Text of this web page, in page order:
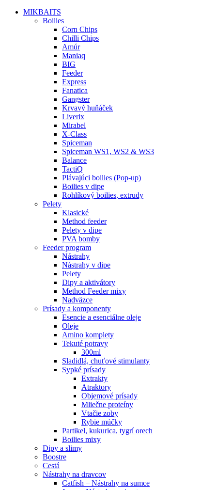
MIKBAITS
Boilies
Corn Chips
Chilli Chips
Amúr
Maniaq
BIG
Feeder
Express
Fanatica
Gangster
Krvavý huňáček
Liverix
Mirabel
X-Class
Spiceman
Spiceman WS1, WS2 & WS3
Balance
TactiQ
Plávajúci boilies (Pop-up)
Boilies v dipe
Rohlíkový boilies, extrudy
Pelety
Klasické
Method feeder
Pelety v dipe
PVA bomby
Feeder program
Nástrahy
Nástrahy v dipe
Pelety
Dipy a aktivátory
Method Feeder mixy
Nadväzce
Prísady a komponenty
Esencie a esenciálne oleje
Oleje
Amino komplety
Tekuté potravy
300ml
Sladidlá, chuťové stimulanty
Sypké prísady
Extrakty
Atraktory
Objemové prísady
Mliečne proteíny
Vtačie zoby
Rybie múčky
Partikel, kukurica, tygrí orech
Boilies mixy
Dipy a slimy
Boostre
Cestá
Nástrahy na dravcov
Catfish – Nástrahy na sumce